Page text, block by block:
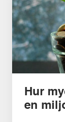
Hur
en